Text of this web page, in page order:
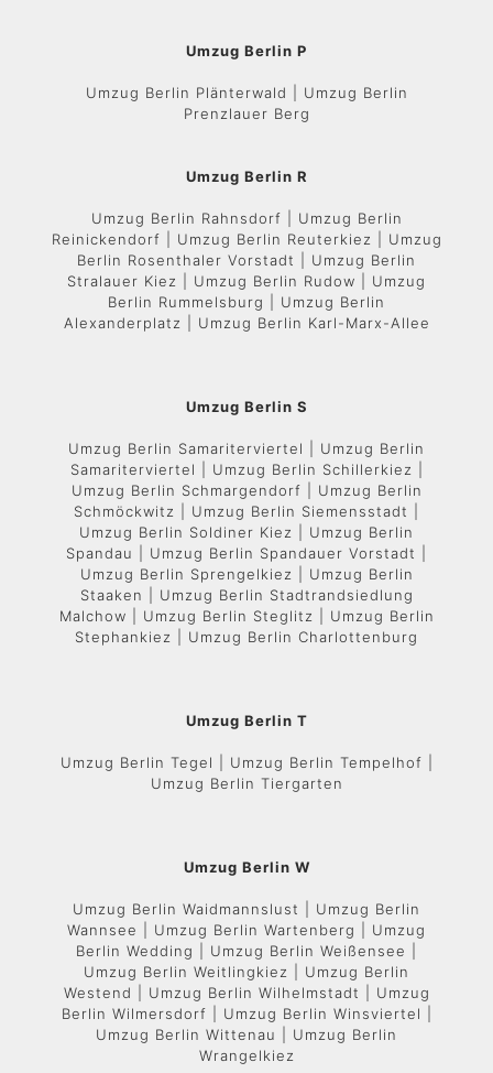
Umzug Berlin P
Umzug Berlin Plänterwald | Umzug Berlin
Prenzlauer Berg
Umzug Berlin R
Umzug Berlin Rahnsdorf | Umzug Berlin
Reinickendorf | Umzug Berlin Reuterkiez | Umzug
Berlin Rosenthaler Vorstadt | Umzug Berlin
Stralauer Kiez | Umzug Berlin Rudow | Umzug
Berlin Rummelsburg | Umzug Berlin
Alexanderplatz | Umzug Berlin Karl-Marx-Allee
Umzug Berlin S
Umzug Berlin Samariterviertel | Umzug Berlin
Samariterviertel | Umzug Berlin Schillerkiez |
Umzug Berlin Schmargendorf | Umzug Berlin
Schmöckwitz | Umzug Berlin Siemensstadt |
Umzug Berlin Soldiner Kiez | Umzug Berlin
Spandau | Umzug Berlin Spandauer Vorstadt |
Umzug Berlin Sprengelkiez | Umzug Berlin
Staaken | Umzug Berlin Stadtrandsiedlung
Malchow | Umzug Berlin Steglitz | Umzug Berlin
Stephankiez | Umzug Berlin Charlottenburg
Umzug Berlin T
Umzug Berlin Tegel | Umzug Berlin Tempelhof |
Umzug Berlin Tiergarten
Umzug Berlin W
Umzug Berlin Waidmannslust | Umzug Berlin
Wannsee | Umzug Berlin Wartenberg | Umzug
Berlin Wedding | Umzug Berlin Weißensee |
Umzug Berlin Weitlingkiez | Umzug Berlin
Westend | Umzug Berlin Wilhelmstadt | Umzug
Berlin Wilmersdorf | Umzug Berlin Winsviertel |
Umzug Berlin Wittenau | Umzug Berlin
Wrangelkiez